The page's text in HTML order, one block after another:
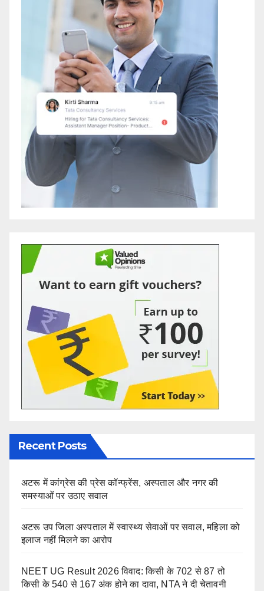
Recent Posts
अटरू में कांग्रेस की प्रेस कॉन्फ्रेंस, अस्पताल और नगर की
समस्याओं पर उठाए सवाल
अटरू उप जिला अस्पताल में स्वास्थ्य सेवाओं पर सवाल, महिला को
इलाज नहीं मिलने का आरोप
NEET UG Result 2026 विवाद: किसी के 702 से 87 तो
किसी के 540 से 167 अंक होने का दावा, NTA ने दी चेतावनी